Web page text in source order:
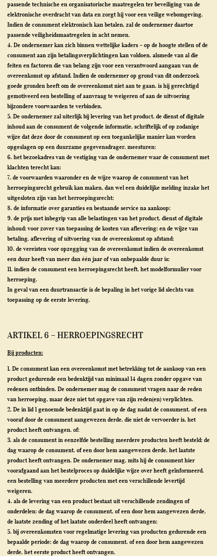
passende technische en organisatorische maatregelen ter beveiliging van de
elektronische overdracht van data en zorgt hij voor een veilige webomgeving.
Indien de consument elektronisch kan betalen, zal de ondernemer daartoe
passende veiligheidsmaatregelen in acht nemen.
4. De ondernemer kan zich binnen wettelijke kaders – op de hoogte stellen of de
consument aan zijn betalingsverplichtingen kan voldoen, alsmede van al die
feiten en factoren die van belang zijn voor een verantwoord aangaan van de
overeenkomst op afstand. Indien de ondernemer op grond van dit onderzoek
goede gronden heeft om de overeenkomst niet aan te gaan, is hij gerechtigd
gemotiveerd een bestelling of aanvraag te weigeren of aan de uitvoering
bijzondere voorwaarden te verbinden.
5. De ondernemer zal uiterlijk bij levering van het product, de dienst of digitale
inhoud aan de consument de volgende informatie, schriftelijk of op zodanige
wijze dat deze door de consument op een toegankelijke manier kan worden
opgeslagen op een duurzame gegevensdrager, meesturen:
6. het bezoekadres van de vestiging van de ondernemer waar de consument met
klachten terecht kan;
7. de voorwaarden waaronder en de wijze waarop de consument van het
herroepingsrecht gebruik kan maken, dan wel een duidelijke melding inzake het
uitgesloten zijn van het herroepingsrecht;
8. de informatie over garanties en bestaande service na aankoop;
9. de prijs met inbegrip van alle belastingen van het product, dienst of digitale
inhoud; voor zover van toepassing de kosten van aflevering; en de wijze van
betaling, aflevering of uitvoering van de overeenkomst op afstand;
10. de vereisten voor opzegging van de overeenkomst indien de overeenkomst
een duur heeft van meer dan één jaar of van onbepaalde duur is;
11. indien de consument een herroepingsrecht heeft, het modelformulier voor
herroeping.
In geval van een duurtransactie is de bepaling in het vorige lid slechts van
toepassing op de eerste levering.
ARTIKEL 6 – HERROEPINGSRECHT
Bij producten:
1. De consument kan een overeenkomst met betrekking tot de aankoop van een
product gedurende een bedenktijd van minimaal 14 dagen zonder opgave van
redenen ontbinden. De ondernemer mag de consument vragen naar de reden
van herroeping, maar deze niet tot opgave van zijn reden(en) verplichten.
2. De in lid 1 genoemde bedenktijd gaat in op de dag nadat de consument, of een
vooraf door de consument aangewezen derde, die niet de vervoerder is, het
product heeft ontvangen, of:
3. als de consument in eenzelfde bestelling meerdere producten heeft besteld: de
dag waarop de consument, of een door hem aangewezen derde, het laatste
product heeft ontvangen. De ondernemer mag, mits hij de consument hier
voorafgaand aan het bestelproces op duidelijke wijze over heeft geïnformeerd,
een bestelling van meerdere producten met een verschillende levertijd
weigeren.
4. als de levering van een product bestaat uit verschillende zendingen of
onderdelen: de dag waarop de consument, of een door hem aangewezen derde,
de laatste zending of het laatste onderdeel heeft ontvangen;
5. bij overeenkomsten voor regelmatige levering van producten gedurende een
bepaalde periode: de dag waarop de consument, of een door hem aangewezen
derde, het eerste product heeft ontvangen.